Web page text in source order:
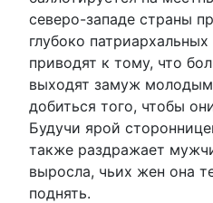
северо-западе страны
глубоко
приводят к тому, что
выходят замуж
добиться того, чтобы
Будучи ярой
также раздражает
выросла, чьих жен она
поднять.